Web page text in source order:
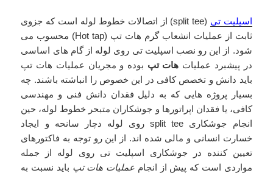
اسپلیت تی
(split tee) از اتصالات خطوط لوله است که جزوی
ثابت از عملیات انشعاب گرم هات تپ (Hot tap) محسوب می
شود. از این رو نصب اسپلیت تی روی لوله از گام های اساسی
در پیشبرد عملیات هات تپ بوده و مجریان عملیات هات تپ
باید دانش و تخصص کافی در این خصوص را انباشته باشند. چه
بسیار پروژه هایی که به دلیل فقدان دانش فنی و مهندسی
کافی، یا فقدان اپراتورها و جوشکاران متبحر خطوط لوله، حین
انجام جوشکاری split tee روی لوله دچار سانحه و ایجاد
خسارت انسانی و مالی شده اند. از این رو توجه به فاکتورهای
تعیین کننده در جوشکاری اسپلیت تی روی لوله از جمله
مواردی است که پیش از انجام عملیات هات تپ باید نسبت به